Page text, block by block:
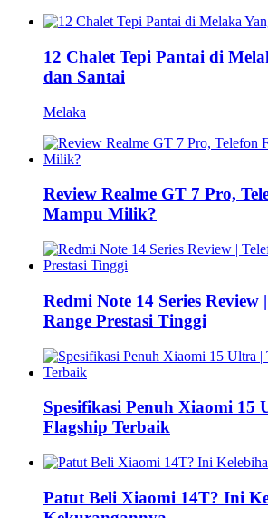
12 Chalet Tepi Pantai di
dan Santai
Melaka
Review Realme GT 7 Pro,
Mampu Milik?
Redmi Note 14 Series Review
Range Prestasi Tinggi
Spesifikasi Penuh Xiaomi 15
Flagship Terbaik
Patut Beli Xiaomi 14T? Ini